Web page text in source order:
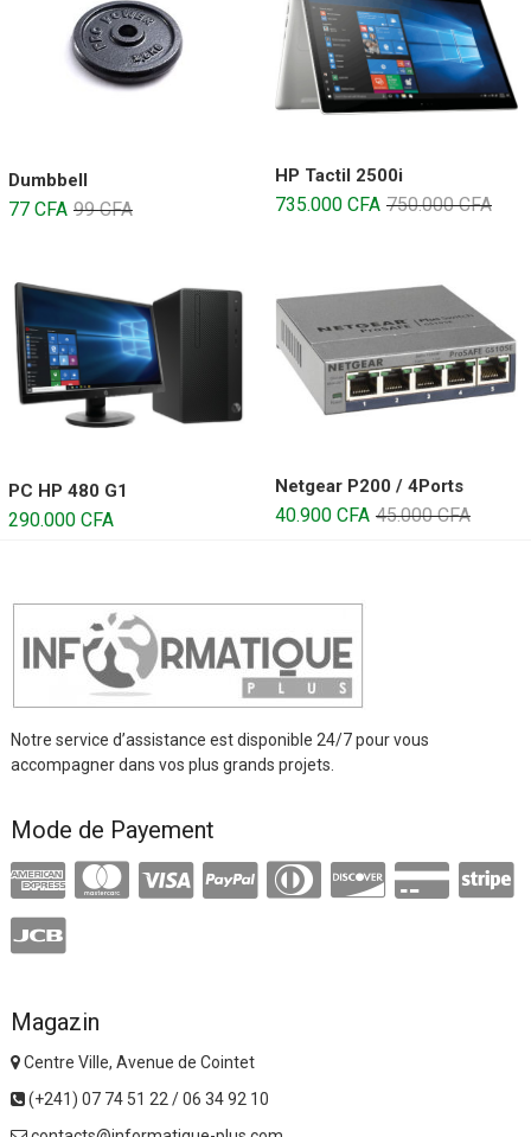
Dumbbell
99CFA
77 CFA
PC HP 480 G1
290.000 CFA
HP Tactil 2500i
750.000CFA
735.000 CFA
Netgear P200 / 4Ports
45.000CFA
40.900 CFA
Notre service d’assistance est disponible 24/7 pour vous
accompagner dans vos plus grands projets.
Mode de Payement
Magazin
Centre Ville, Avenue de Cointet
(+241) 07 74 51 22 / 06 34 92 10